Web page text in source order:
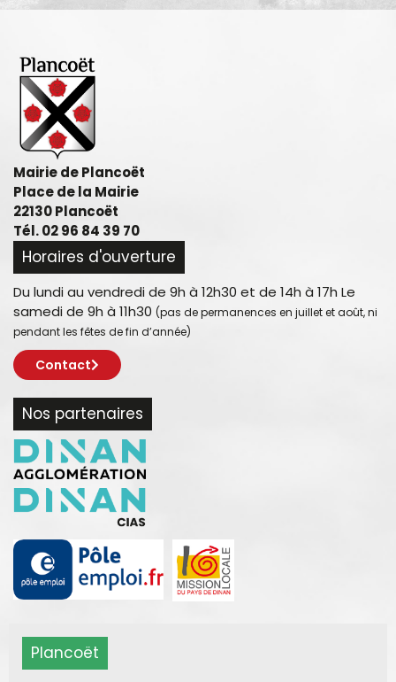
Mairie de Plancoët
Place de la Mairie
22130 Plancoët
Tél. 02 96 84 39 70
Horaires d'ouverture
Du lundi au vendredi de 9h à 12h30 et de 14h à 17h Le
samedi de 9h à 11h30 (pas de permanences en juillet et août, ni
pendant les fêtes de fin d’année)
Contact
Nos partenaires
Plancoët